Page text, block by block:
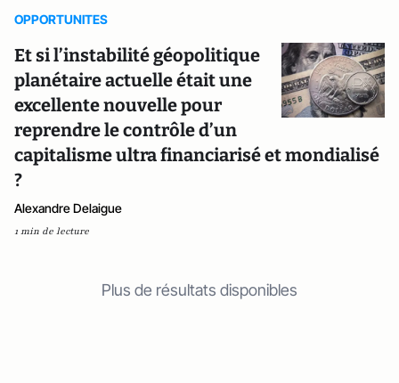
OPPORTUNITES
Et si l’instabilité géopolitique
planétaire actuelle était une
excellente nouvelle pour
reprendre le contrôle d’un
capitalisme ultra financiarisé et mondialisé
?
Alexandre Delaigue
1 min de lecture
Plus de résultats disponibles